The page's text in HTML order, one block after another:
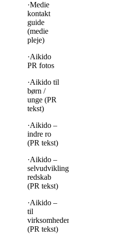
·Medie
kontakt
guide
(medie
pleje)
·Aikido
PR fotos
·Aikido til
børn /
unge (PR
tekst)
·Aikido –
indre ro
(PR tekst)
·Aikido –
selvudviklings
redskab
(PR tekst)
·Aikido –
til
virksomheder
(PR tekst)